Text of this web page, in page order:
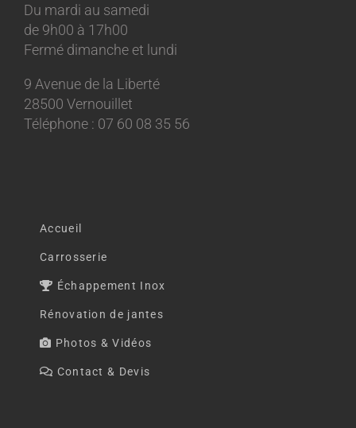
Du mardi au samedi
de 9h00 à 17h00
Fermé dimanche et lundi
9 Avenue de la Liberté
28500 Vernouillet
Téléphone : 07 60 08 35 56
Accueil
Carrosserie
Échappement Inox
Rénovation de jantes
Photos & Vidéos
Contact & Devis